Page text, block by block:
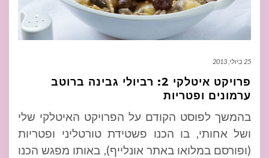
25 ביולי, 2013
פרויקט איטלקי 2: רביולי גבינה ברוטב
ערמונים ופטריות
בהמשך לפוסט הקודם על הפרויקט האיטלקי שלי
ושל אחותי, בו הכנו פשטידת טורטליני ופטריות
(ופורסם במלואו באתר אונלייף), באותו מפגש הכנו